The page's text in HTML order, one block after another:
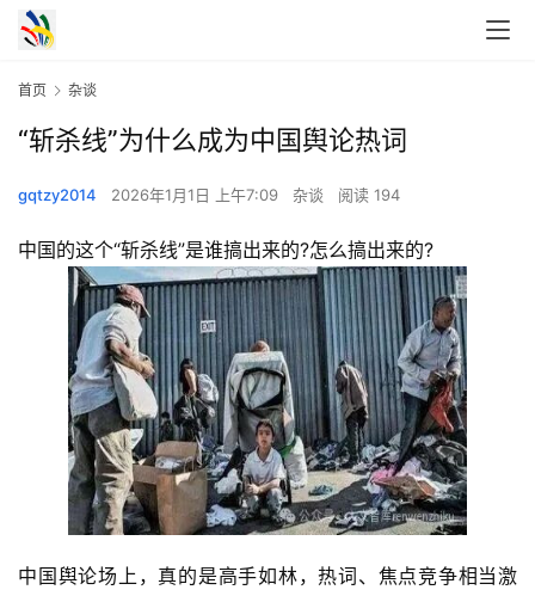
首页 杂谈
“斩杀线”为什么成为中国舆论热词
gqtzy2014 2026年1月1日 上午7:09 杂谈 阅读 194
中国的这个“斩杀线”是谁搞出来的?怎么搞出来的?
中国舆论场上，真的是高手如林，热词、焦点竞争相当激